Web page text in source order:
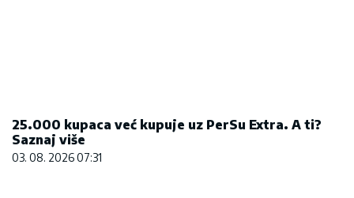
25.000 kupaca već kupuje uz PerSu Extra. A ti?
Saznaj više
03. 08. 2026 07:31